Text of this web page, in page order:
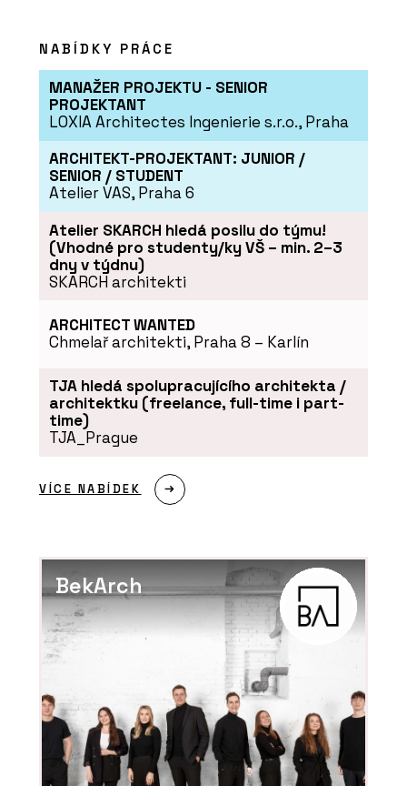
NABÍDKY PRÁCE
MANAŽER PROJEKTU - SENIOR
PROJEKTANT
LOXIA Architectes Ingenierie s.r.o., Praha
ARCHITEKT-PROJEKTANT: JUNIOR /
SENIOR / STUDENT
Atelier VAS, Praha 6
Atelier SKARCH hledá posilu do týmu!
(Vhodné pro studenty/ky VŠ – min. 2–3
dny v týdnu)
SKARCH architekti
ARCHITECT WANTED
Chmelař architekti, Praha 8 – Karlín
TJA hledá spolupracujícího architekta /
architektku (freelance, full-time i part-
time)
TJA_Prague
VÍCE NABÍDEK
BekArch